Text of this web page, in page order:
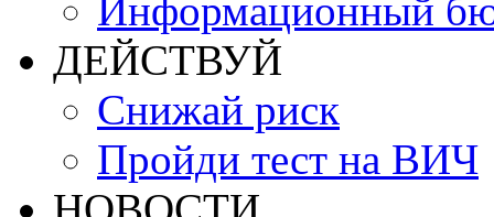
Информационный
ДЕЙСТВУЙ
Снижай риск
Пройди тест на ВИЧ